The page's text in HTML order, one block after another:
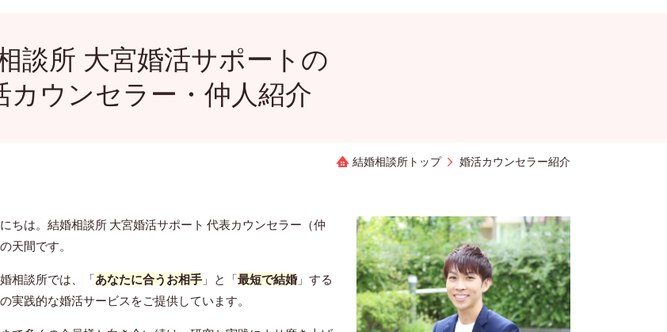
談所 大宮婚活サポートの
カウンセラー・仲人紹介
結婚相談所トップ 婚活カウンセラー紹介
ちは。結婚相談所 大宮婚活サポート 代表カウンセラー（仲
天間です。
相談所では、「あなたに合うお相手 」と「最短で結婚 」する
実践的な婚活サービスをご提供しています。